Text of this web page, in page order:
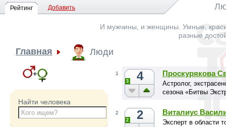
Рейтинг Добавить
И мужчины, и женщины. Умные,
разные
Главная Люди
Найти человека
1 4
3
Проскурякова
Астролог,
сезона «Битвы
2 2
2
Виталиус
Эксперт в области